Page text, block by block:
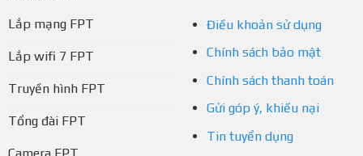
Lắp mạng FPT
Lắp wifi 7 FPT
Truyền hình FPT
Tổng đài FPT
Camera FPT
Điều khoản sử dụng
Chính sách bảo mật
Chính sách thanh toán
Gửi góp ý, khiếu nại
Tin tuyển dụng